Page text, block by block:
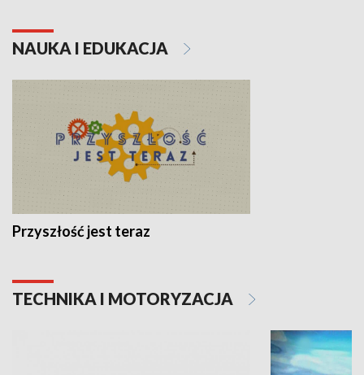
NAUKA I EDUKACJA
Przyszłość jest teraz
TECHNIKA I MOTORYZACJA